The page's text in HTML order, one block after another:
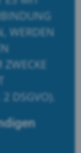
WERDEN
DSGVO).